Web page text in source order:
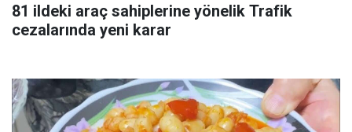
81 ildeki araç sahiplerine yönelik Trafik
cezalarında yeni karar